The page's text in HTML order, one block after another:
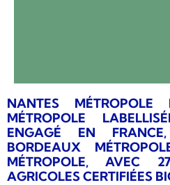
NANTES
MÉTROPOLE
ENGAGÉ EN
BORDEAUX
MÉTROPOLE, AVEC
AGRICOLES CERTIFIÉES